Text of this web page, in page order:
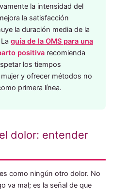
la intensidad del
la satisfacción
la duración media de la
guía de la OMS para una
positiva recomienda
los tiempos
y ofrecer métodos no
primera línea.
dolor: entender
como ningún otro dolor. No
va mal; es la señal de que